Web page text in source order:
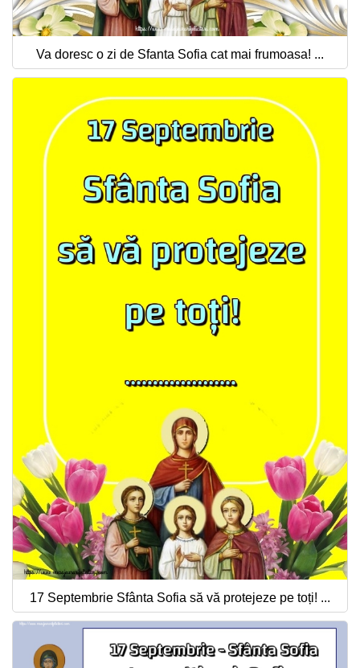
Va doresc o zi de Sfanta Sofia cat mai frumoasa! ...
17 Septembrie Sfânta Sofia să vă protejeze pe toți! ...